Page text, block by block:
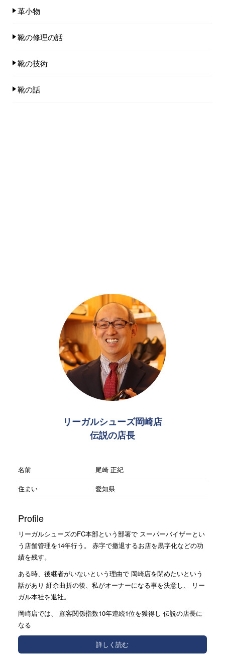
革小物
靴の修理の話
靴の技術
靴の話
リーガルシューズ岡崎店
伝説の店長
名前
尾崎 正紀
住まい
愛知県
Profile
リーガルシューズのFC本部という部署で スーパーバイザーとい
う店舗管理を14年行う。 赤字で撤退するお店を黒字化などの功
績を残す。
ある時、後継者がいないという理由で 岡崎店を閉めたいという
話があり 紆余曲折の後、私がオーナーになる事を決意し、 リー
ガル本社を退社。
岡崎店では、 顧客関係指数10年連続1位を獲得し 伝説の店長に
なる
詳しく読む